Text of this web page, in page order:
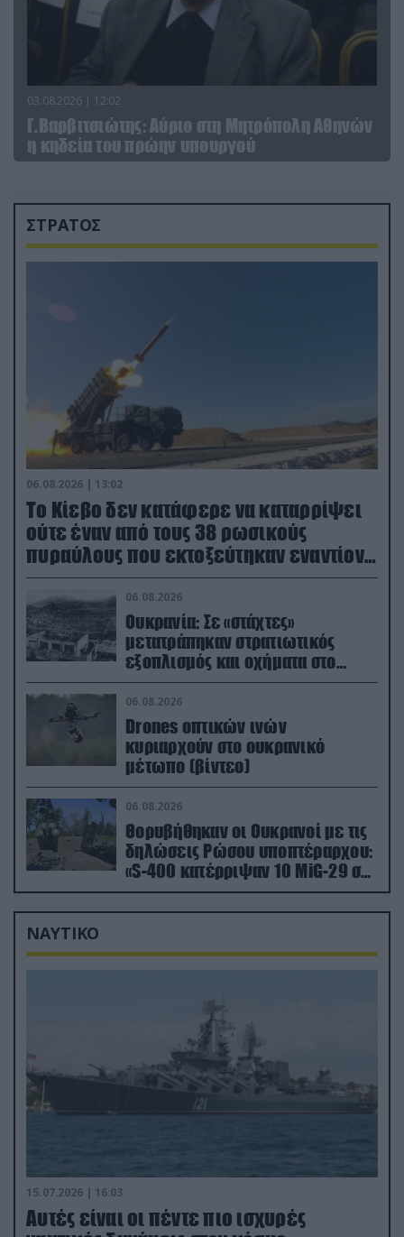
03.08.2026 | 12:02
Γ.Βαρβιτσιώτης: Aύριο στη Μητρόπολη Αθηνών
η κηδεία του πρώην υπουργού
ΣΤΡΑΤΟΣ
06.08.2026 | 13:02
Το Κίεβο δεν κατάφερε να καταρρίψει
ούτε έναν από τους 38 ρωσικούς
πυραύλους που εκτοξεύτηκαν εναντίον
του
06.08.2026
Ουκρανία: Σε «στάχτες»
μετατράπηκαν στρατιωτικός
εξοπλισμός και οχήματα στο
Κίεβο μετά από ρωσικά
πλήγματα (βίντεο)
06.08.2026
Drones οπτικών ινών
κυριαρχούν στο ουκρανικό
μέτωπο (βίντεο)
06.08.2026
Θορυβήθηκαν οι Ουκρανοί με τις
δηλώσεις Ρώσου υποπτέραρχου:
«S-400 κατέρριψαν 10 MiG-29 σε
μόλις μια μέρα!»
ΝΑΥΤΙΚΟ
15.07.2026 | 16:03
Aυτές είναι οι πέντε πιο ισχυρές